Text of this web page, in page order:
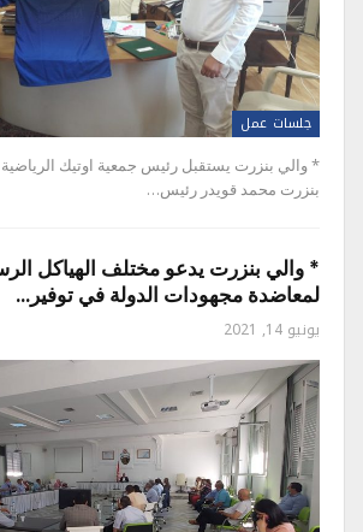
جلسات عمل
* والي بنزرت يستقبل رئيس جمعية اوتيك الرياضية
بنزرت محمد قويدر رئيس…
* والي بنزرت يدعو مختلف الهياكل
لمعاضدة مجهودات الدولة في توفير…
يونيو 14, 2021